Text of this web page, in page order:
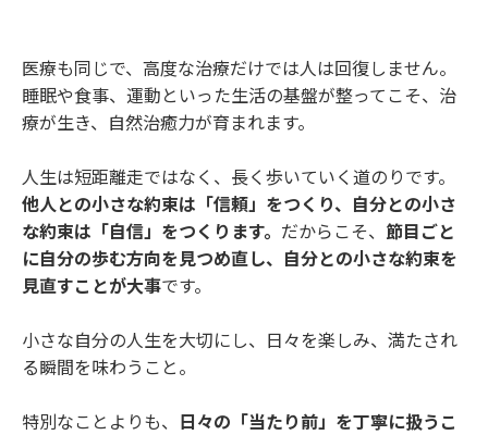
医療も同じで、高度な治療だけでは人は回復しません。
睡眠や食事、運動といった生活の基盤が整ってこそ、治
療が生き、自然治癒力が育まれます。
人生は短距離走ではなく、長く歩いていく道のりです。
他人との小さな約束は「信頼」をつくり、自分との小さ
な約束は「自信」をつくります。 だからこそ、 節目ごと
に自分の歩む方向を見つめ直し、自分との小さな約束を
見直すことが大事です。
小さな自分の人生を大切にし、日々を楽しみ、満たされ
る瞬間を味わうこと。
特別なことよりも、
日々の「当たり前」を丁寧に扱うこ